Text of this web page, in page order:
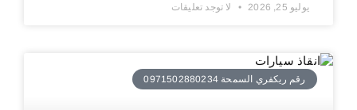
يوليو 25, 2026 لا توجد تعليقات
رقم ريكفري السمحة 0971502880234